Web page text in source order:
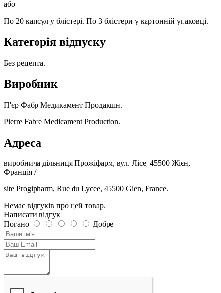
або
По 20 капсул у блістері. По 3 блістери у картонній упаковці.
Категорія відпуску
Без рецепта.
Виробник
П'єр Фабр Медикамент Продакшн.
Pierre Fabre Medicament Production.
Адреса
виробнича дільниця Прожіфарм, вул. Лісе, 45500 Жієн,
Франція /
site Progipharm, Rue du Lycee, 45500 Gien, France.
Немає відгуків про цей товар.
Написати відгук
Погано
Добре